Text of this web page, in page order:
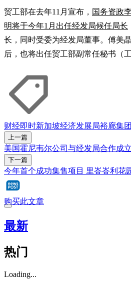
贸工部在去年11月宣布， 国务资政
明将于今年1月出任经发局候任局长
长，同时受委为经发局董事。傅美
后，也将出任贸工部副常任秘书（工
财经即时新加坡经济发展局裕廊集团
上一篇
美国霍尼韦尔公司与经发局合作成
下一篇
今年首个成功集售项目 里峇峇利花
购买此文章
最新
热门
Loading...